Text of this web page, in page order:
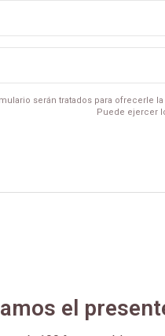
serán tratados para ofrecerle
Puede ejercer
el